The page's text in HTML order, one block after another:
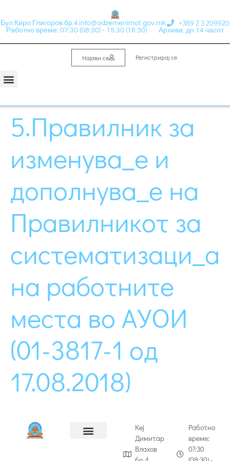
Бул.Киро Глигоров бр.4 info@odzemenimot.gov.mk +389 2 3 209920
Работно време: 07:30 (08:30) - 15:30 (16:30) Архива: до 14 часот
Најави се Регистрирај се
5.Правилник за
изменува_е и
дополнува_е на
Правилникот за
систематизаци_а
на работните
места во АУОИ
(01-3817-1 од
17.08.2018)
Кеј
Димитар
Влахов
Работно
време:
07:30